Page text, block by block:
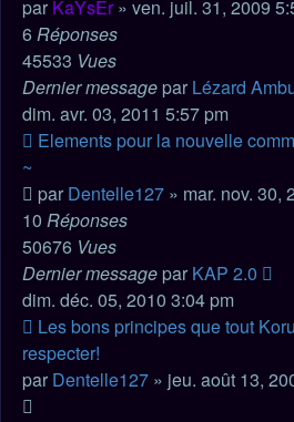
par KaYsEr» ven. juil. 31, 2009
6Réponses
45533 Vues
Dernier message par Lézard
dim. avr. 03, 2011 5:57 pm
Elements pour la nouvelle
~
par Dentelle127 » mar. nov. 30,
10 Réponses
50676 Vues
Dernier message par KAP 2.0
dim. déc. 05, 2010 3:04 pm
Les bons principes que tout
respecter!
par Dentelle127 » jeu. août 13,